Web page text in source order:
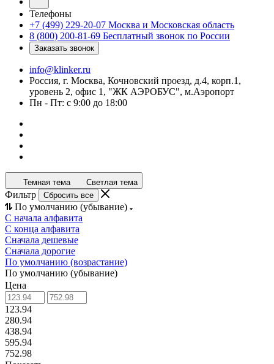
Телефоны
+7 (499) 229-20-07 Москва и Московская область
8 (800) 200-81-69 Бесплатный звонок по России
Заказать звонок
info@klinker.ru
Россия, г. Москва, Кочновский проезд, д.4, корп.1,
уровень 2, офис 1, "ЖК АЭРОБУС", м.Аэропорт
Пн - Пт: с 9:00 до 18:00
Темная тема Светлая тема
Фильтр Сбросить все
По умолчанию (убывание)
С начала алфавита
С конца алфавита
Сначала дешевые
Сначала дорогие
По умолчанию (возрастание)
По умолчанию (убывание)
Цена
123.94
280.94
438.94
595.94
752.98